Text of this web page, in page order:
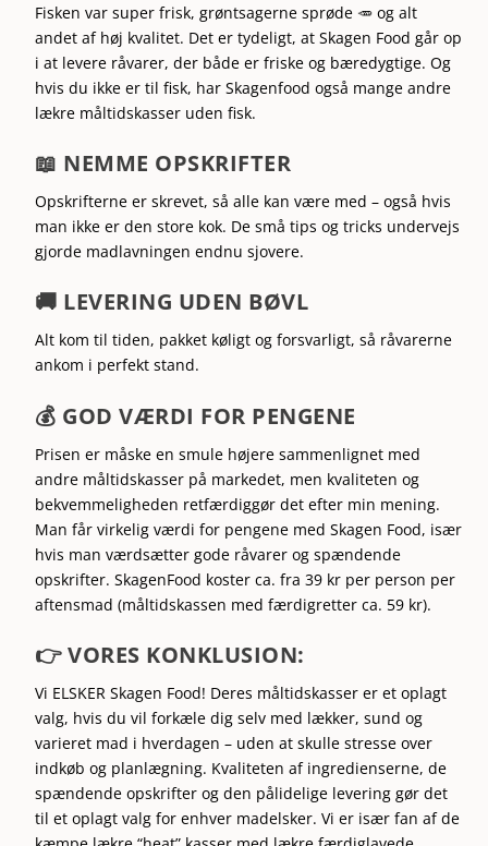
Fisken var super frisk, grøntsagerne sprøde 🥕 og alt
andet af høj kvalitet. Det er tydeligt, at Skagen Food går op
i at levere råvarer, der både er friske og bæredygtige. Og
hvis du ikke er til fisk, har Skagenfood også mange andre
lækre måltidskasser uden fisk.
📖 NEMME OPSKRIFTER
Opskrifterne er skrevet, så alle kan være med – også hvis
man ikke er den store kok. De små tips og tricks undervejs
gjorde madlavningen endnu sjovere.
🚚 LEVERING UDEN BØVL
Alt kom til tiden, pakket køligt og forsvarligt, så råvarerne
ankom i perfekt stand.
💰 GOD VÆRDI FOR PENGENE
Prisen er måske en smule højere sammenlignet med
andre måltidskasser på markedet, men kvaliteten og
bekvemmeligheden retfærdiggør det efter min mening.
Man får virkelig værdi for pengene med Skagen Food, især
hvis man værdsætter gode råvarer og spændende
opskrifter.SkagenFood koster ca. fra 39 kr per person per
aftensmad (måltidskassen med færdigretter ca. 59 kr).
👉VORES KONKLUSION:
Vi ELSKER Skagen Food! Deres måltidskasser er et oplagt
valg, hvis du vil forkæle dig selv med lækker, sund og
varieret mad i hverdagen – uden at skulle stresse over
indkøb og planlægning. Kvaliteten af ingredienserne, de
spændende opskrifter og den pålidelige levering gør det
til et oplagt valg for enhver madelsker. Vi er især fan af de